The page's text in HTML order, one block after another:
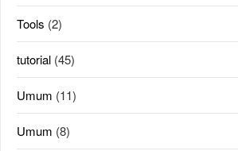
Tools (2)
tutorial (45)
Umum (11)
Umum (8)